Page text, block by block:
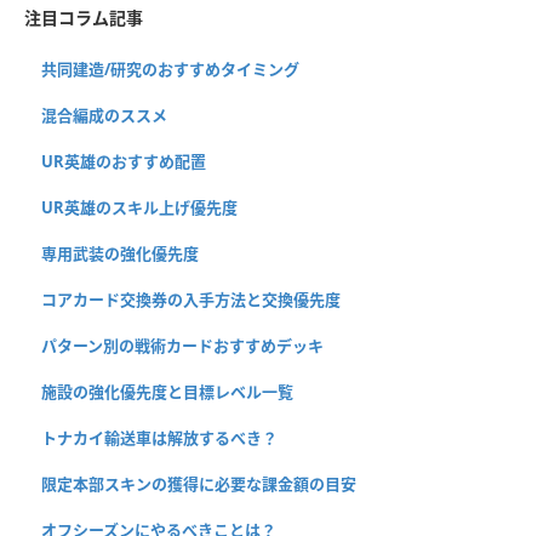
注目コラム記事
共同建造/研究のおすすめタイミング
混合編成のススメ
UR英雄のおすすめ配置
UR英雄のスキル上げ優先度
専用武装の強化優先度
コアカード交換券の入手方法と交換優先度
パターン別の戦術カードおすすめデッキ
施設の強化優先度と目標レベル一覧
トナカイ輸送車は解放するべき？
限定本部スキンの獲得に必要な課金額の目安
オフシーズンにやるべきことは？